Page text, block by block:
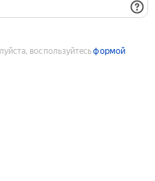
воспользуйтесьформой